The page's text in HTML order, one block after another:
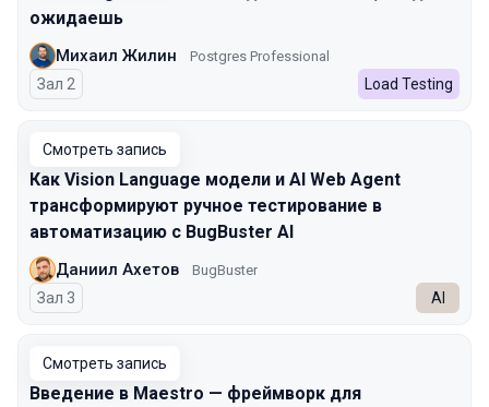
ожидаешь
Михаил Жилин Postgres Professional
Зал 2 Load Testing
Смотреть запись
Как Vision Language модели и AI Web Agent
трансформируют ручное тестирование в
автоматизацию с BugBuster AI
Даниил Ахетов BugBuster
Зал 3 AI
Смотреть запись
Введение в Maestro — фреймворк для